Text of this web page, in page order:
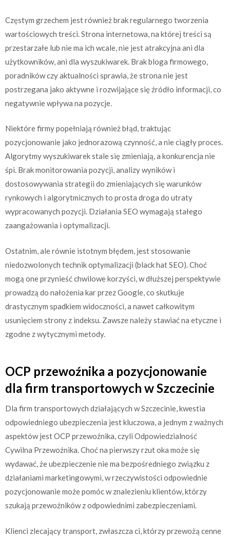
Częstym grzechem jest również brak regularnego tworzenia
wartościowych treści. Strona internetowa, na której treści są
przestarzałe lub nie ma ich wcale, nie jest atrakcyjna ani dla
użytkowników, ani dla wyszukiwarek. Brak bloga firmowego,
poradników czy aktualności sprawia, że strona nie jest
postrzegana jako aktywne i rozwijające się źródło informacji, co
negatywnie wpływa na pozycje.
Niektóre firmy popełniają również błąd, traktując
pozycjonowanie jako jednorazową czynność, a nie ciągły proces.
Algorytmy wyszukiwarek stale się zmieniają, a konkurencja nie
śpi. Brak monitorowania pozycji, analizy wyników i
dostosowywania strategii do zmieniających się warunków
rynkowych i algorytmicznych to prosta droga do utraty
wypracowanych pozycji. Działania SEO wymagają stałego
zaangażowania i optymalizacji.
Ostatnim, ale równie istotnym błędem, jest stosowanie
niedozwolonych technik optymalizacji (black hat SEO). Choć
mogą one przynieść chwilowe korzyści, w dłuższej perspektywie
prowadzą do nałożenia kar przez Google, co skutkuje
drastycznym spadkiem widoczności, a nawet całkowitym
usunięciem strony z indeksu. Zawsze należy stawiać na etyczne i
zgodne z wytycznymi metody.
OCP przewoźnika a pozycjonowanie
dla firm transportowych w Szczecinie
Dla firm transportowych działających w Szczecinie, kwestia
odpowiedniego ubezpieczenia jest kluczowa, a jednym z ważnych
aspektów jest OCP przewoźnika, czyli Odpowiedzialność
Cywilna Przewoźnika. Choć na pierwszy rzut oka może się
wydawać, że ubezpieczenie nie ma bezpośredniego związku z
działaniami marketingowymi, w rzeczywistości odpowiednie
pozycjonowanie może pomóc w znalezieniu klientów, którzy
szukają przewoźników z odpowiednimi zabezpieczeniami.
Klienci zlecający transport, zwłaszcza ci, którzy przewożą cenne